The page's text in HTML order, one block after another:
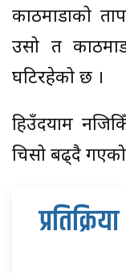
काठमाडौंको
उसो त
घटिरहेको छ ।
हिउँदयाम
चिसो बढ्दै गएको
प्रतिक्रिया